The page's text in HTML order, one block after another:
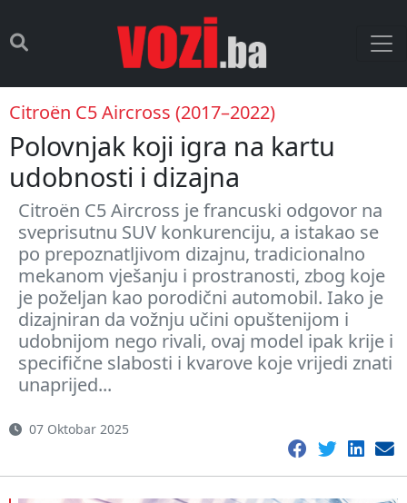
Citroën C5 Aircross (2017–2022)
Polovnjak koji igra na kartu
udobnosti i dizajna
Citroën C5 Aircross je francuski odgovor na
sveprisutnu SUV konkurenciju, a istakao se
po prepoznatljivom dizajnu, tradicionalno
mekanom vješanju i prostranosti, zbog koje
je poželjan kao porodični automobil. Iako je
dizajniran da vožnju učini opuštenijom i
udobnijom nego rivali, ovaj model ipak krije i
specifične slabosti i kvarove koje vrijedi znati
unaprijed...
07 Oktobar 2025